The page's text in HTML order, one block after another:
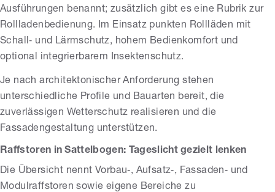
Ausführungen benannt; zusätzlich gibt es eine Rubrik zur
Rollladenbedienung. Im Einsatz punkten Rollläden mit
Schall‑ und Lärmschutz, hohem Bedienkomfort und
optional integrierbarem Insektenschutz.
Je nach architektonischer Anforderung stehen
unterschiedliche Profile und Bauarten bereit, die
zuverlässigen Wetterschutz realisieren und die
Fassadengestaltung unterstützen.
Raffstoren in Sattelbogen: Tageslicht gezielt lenken
Die Übersicht nennt Vorbau‑, Aufsatz‑, Fassaden‑ und
Modulraffstoren sowie eigene Bereiche zu